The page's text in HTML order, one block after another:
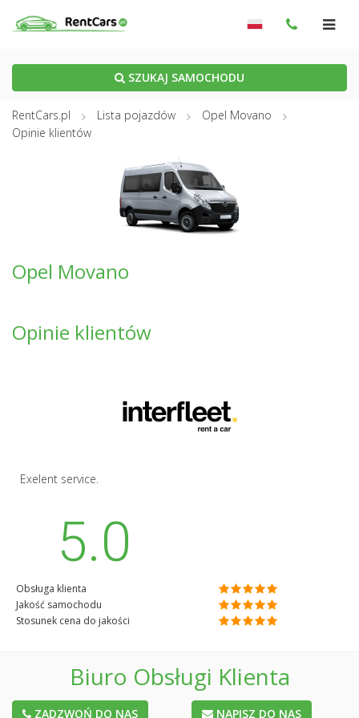
SZUKAJ SAMOCHODU
RentCars.pl Lista pojazdów
Opel Movano
Opinie klientów
Opel Movano
Opinie klientów
Exelent service.
5.0
Obsługa klienta
Jakość samochodu
Stosunek cena do jakości
Biuro Obsługi Klienta
ZADZWOŃ DO NAS NAPISZ DO NAS